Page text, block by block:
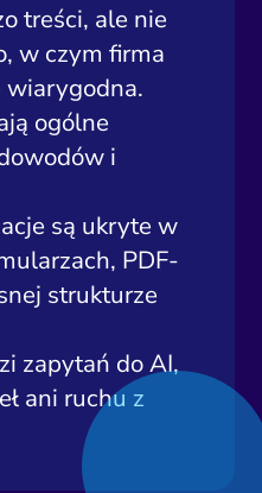
treści, ale nie
w czym firma
ogólne
i
są ukryte w
PDF-
strukturze
zapytań do AI,
ani ruchu z